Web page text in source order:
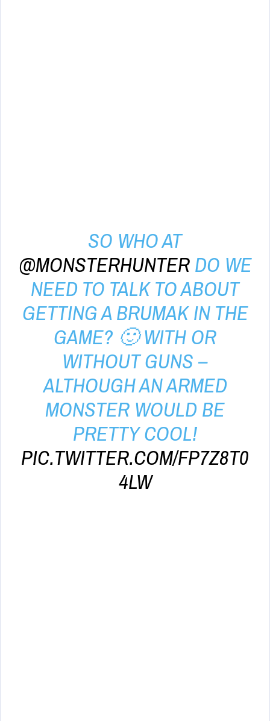
SO WHO AT
@MONSTERHUNTERDO WE
NEED TO TALK TO ABOUT
GETTING A BRUMAK IN THE
GAME? 🙂 WITH OR
WITHOUT GUNS –
ALTHOUGH AN ARMED
MONSTER WOULD BE
PRETTY COOL!
PIC.TWITTER.COM/FP7Z8T0
4LW